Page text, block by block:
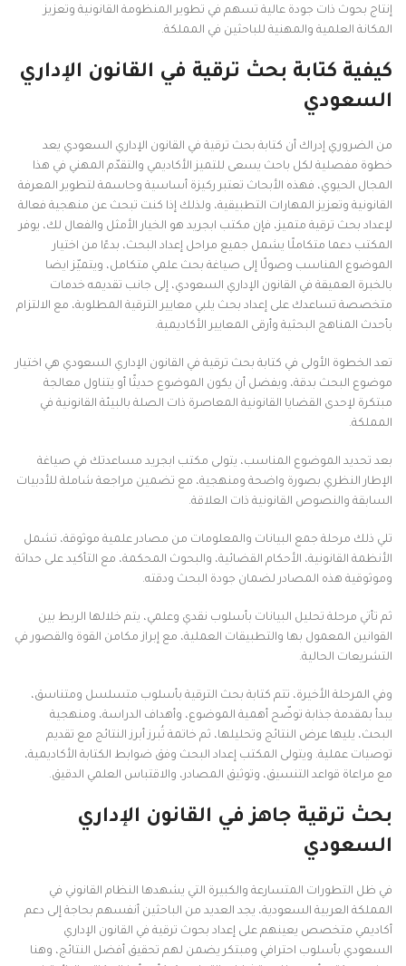
إنتاج بحوث ذات جودة عالية تسهم في تطوير المنظومة القانونية وتعزيز
المكانة العلمية والمهنية للباحثين في المملكة.
كيفية كتابة بحث ترقية في القانون الإداري
السعودي
من الضروري إدراك أن كتابة بحث ترقية في القانون الإداري السعودي يعد
خطوة مفصلية لكل باحث يسعى للتميز الأكاديمي والتقدّم المهني في هذا
المجال الحيوي، فهذه الأبحاث تعتبر ركيزة أساسية وحاسمة لتطوير المعرفة
القانونية وتعزيز المهارات التطبيقية، ولذلك إذا كنت تبحث عن منهجية فعالة
لإعداد بحث ترقية متميز، فإن مكتب ابجريد هو الخيار الأمثل والفعال لك، يوفر
المكتب دعما متكاملًا يشمل جميع مراحل إعداد البحث، بدءًا من اختيار
الموضوع المناسب وصولًا إلى صياغة بحث علمي متكامل، ويتميّز ايضا
بالخبرة العميقة في القانون الإداري السعودي، إلى جانب تقديمه خدمات
متخصصة تساعدك على إعداد بحث يلبي معايير الترقية المطلوبة، مع الالتزام
بأحدث المناهج البحثية وأرقى المعايير الأكاديمية.
تعد الخطوة الأولى في كتابة بحث ترقية في القانون الإداري السعودي هي اختيار
موضوع البحث بدقة، ويفضل أن يكون الموضوع حديثًا أو يتناول معالجة
مبتكرة لإحدى القضايا القانونية المعاصرة ذات الصلة بالبيئة القانونية في
المملكة.
بعد تحديد الموضوع المناسب، يتولى مكتب ابجريد مساعدتك في صياغة
الإطار النظري بصورة واضحة ومنهجية، مع تضمين مراجعة شاملة للأدبيات
السابقة والنصوص القانونية ذات العلاقة.
تلي ذلك مرحلة جمع البيانات والمعلومات من مصادر علمية موثوقة، تشمل
الأنظمة القانونية، الأحكام القضائية، والبحوث المحكمة، مع التأكيد على حداثة
وموثوقية هذه المصادر لضمان جودة البحث ودقته.
ثم تأتي مرحلة تحليل البيانات بأسلوب نقدي وعلمي، يتم خلالها الربط بين
القوانين المعمول بها والتطبيقات العملية، مع إبراز مكامن القوة والقصور في
التشريعات الحالية.
وفي المرحلة الأخيرة، تتم كتابة بحث الترقية بأسلوب متسلسل ومتناسق،
يبدأ بمقدمة جذابة توضّح أهمية الموضوع، وأهداف الدراسة، ومنهجية
البحث، يليها عرض النتائج وتحليلها، ثم خاتمة تُبرز أبرز النتائج مع تقديم
توصيات عملية. ويتولى المكتب إعداد البحث وفق ضوابط الكتابة الأكاديمية،
مع مراعاة قواعد التنسيق، وتوثيق المصادر، والاقتباس العلمي الدقيق.
بحث ترقية جاهز في القانون الإداري
السعودي
في ظل التطورات المتسارعة والكبيرة التي يشهدها النظام القانوني في
المملكة العربية السعودية، يجد العديد من الباحثين أنفسهم بحاجة إلى دعم
أكاديمي متخصص يعينهم على إعداد بحوث ترقية في القانون الإداري
السعودي بأسلوب احترافي ومبتكر يضمن لهم تحقيق أفضل النتائج، وهنا